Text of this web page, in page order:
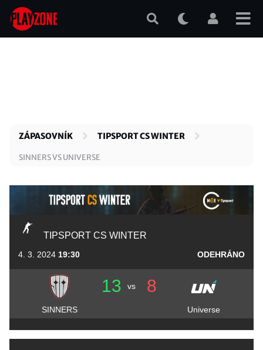
Přejít
hlavnímu
ZÁPASOVNÍK TIPSPORT CS WINTER
SINNERS VS UNIVERSE
TIPSPORT CS WINTER
4. 3. 2024 19:30 ODEHRÁNO
13 vs 8
SINNERS Universe